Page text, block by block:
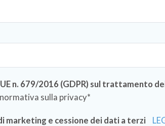
n. 679/2016 (GDPR) sul trattamento
sulla privacy*
marketing e cessione dei dati a terzi